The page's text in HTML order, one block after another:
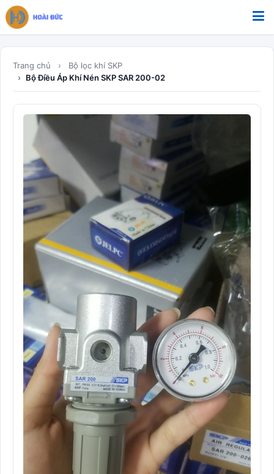
Trang chủ
Bộ lọc khí SKP
Bộ Điều Áp Khí Nén SKP SAR 200-02